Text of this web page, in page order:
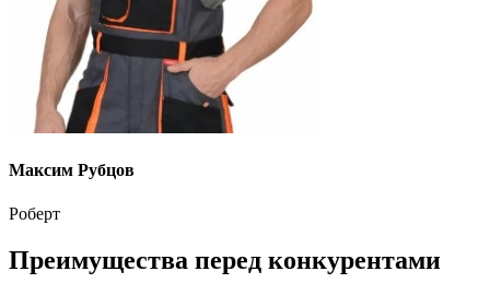
Максим Рубцов
Роберт
Преимущества перед конкурентами